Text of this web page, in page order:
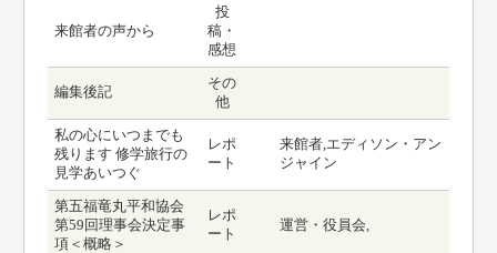
来館者の声から
投
稿・
感想
編集後記
その
他
私の心にいつまでも
残ります 修学旅行の
見学あいつぐ
レポ
ート
来館者,エディソン・アン
ジャイン
第五福竜丸平和協会
第59回理事会決定事
項＜概略＞
レポ
ート
運営・役員会,